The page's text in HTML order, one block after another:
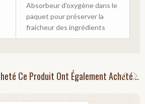
Absorbeur d'oxygène dans le
paquet pour préserver la
fraicheur des ingrédients
Ce Produit Ont Également Acheté...